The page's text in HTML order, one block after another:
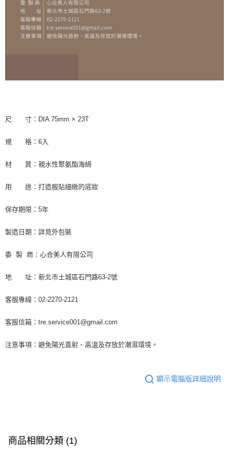
尺 寸：DIA 75mm × 23T
規 格：6入
材 質：親水性聚氨酯海綿
用 途：打造服貼細緻的底妝
保存期限：5年
製造日期：詳見外包裝
委 製 商：心合美人有限公司
地 址：新北市土城區石門路63-2號
客服專線：02-2270-2121
客服信箱：tre.service001@gmail.com
注意事項：避免陽光直射、高溫及存放於潮濕環境。
顯示電腦版詳細說明
商品相關分類 (1)